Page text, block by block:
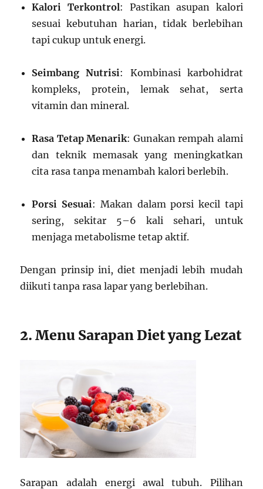
Kalori Terkontrol: Pastikan asupan kalori
sesuai kebutuhan harian, tidak berlebihan
tapi cukup untuk energi.
Seimbang Nutrisi: Kombinasi karbohidrat
kompleks, protein, lemak sehat, serta
vitamin dan mineral.
Rasa Tetap Menarik: Gunakan rempah alami
dan teknik memasak yang meningkatkan
cita rasa tanpa menambah kalori berlebih.
Porsi Sesuai: Makan dalam porsi kecil tapi
sering, sekitar 5–6 kali sehari, untuk
menjaga metabolisme tetap aktif.
Dengan prinsip ini, diet menjadi lebih mudah
diikuti tanpa rasa lapar yang berlebihan.
2. Menu Sarapan Diet yang Lezat
Sarapan adalah energi awal tubuh. Pilihan